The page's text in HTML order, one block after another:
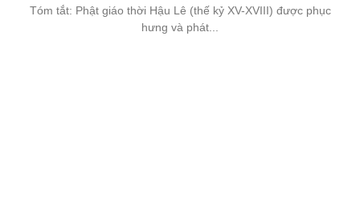
Tóm tắt: Phật giáo thời Hậu Lê (thế kỷ XV-XVIII) được phục
hưng và phát...